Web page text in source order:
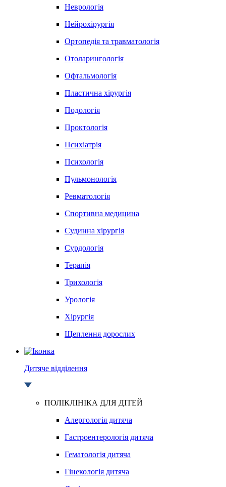
Неврологія
Нейрохірургія
Ортопедія та травматологія
Отоларингологія
Офтальмологія
Пластична хірургія
Подологія
Проктологія
Психіатрія
Психологія
Пульмонологія
Ревматологія
Спортивна медицина
Судинна хірургія
Сурдологія
Терапія
Трихологія
Урологія
Хірургія
Щеплення дорослих
Дитяче відділення
ПОЛІКЛІНІКА ДЛЯ ДІТЕЙ
Алергологія дитяча
Гастроентерологія дитяча
Гематологія дитяча
Гінекологія дитяча